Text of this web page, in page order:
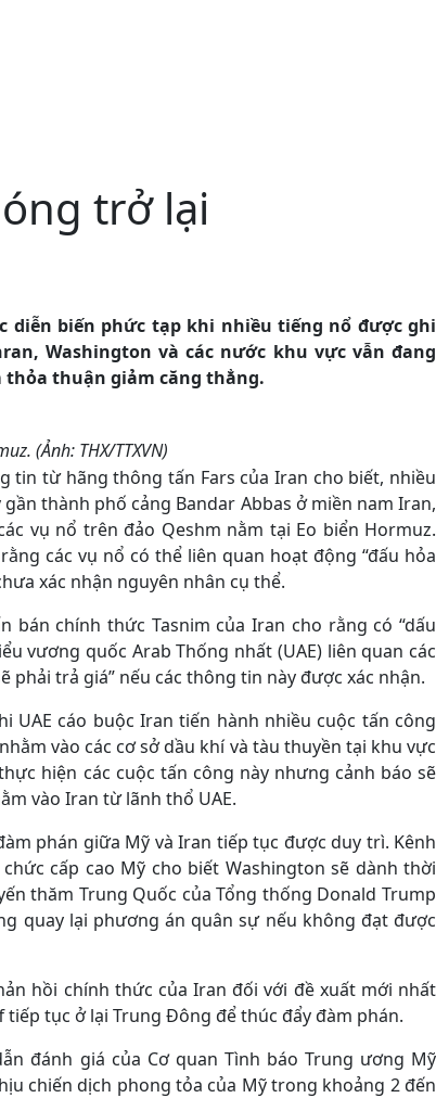
trở lại
biến phức tạp khi nhiều tiếng nổ được ghi
Washington và các nước khu vực vẫn đang
thỏa thuận giảm căng thẳng.
(Ảnh: THX/TTXVN)
tin từ hãng thông tấn Fars của Iran cho biết, nhiều
thành phố cảng Bandar Abbas ở miền nam Iran,
vụ nổ trên đảo Qeshm nằm tại Eo biển Hormuz.
các vụ nổ có thể liên quan hoạt động “đấu hỏa
xác nhận nguyên nhân cụ thể.
bán chính thức Tasnim của Iran cho rằng có “dấu
vương quốc Arab Thống nhất (UAE) liên quan các
phải trả giá” nếu các thông tin này được xác nhận.
UAE cáo buộc Iran tiến hành nhiều cuộc tấn công
vào các cơ sở dầu khí và tàu thuyền tại khu vực
hiện các cuộc tấn công này nhưng cảnh báo sẽ
vào Iran từ lãnh thổ UAE.
phán giữa Mỹ và Iran tiếp tục được duy trì. Kênh
cấp cao Mỹ cho biết Washington sẽ dành thời
thăm Trung Quốc của Tổng thống Donald Trump
quay lại phương án quân sự nếu không đạt được
hồi chính thức của Iran đối với đề xuất mới nhất
tục ở lại Trung Đông để thúc đẩy đàm phán.
đánh giá của Cơ quan Tình báo Trung ương Mỹ
chiến dịch phong tỏa của Mỹ trong khoảng 2 đến